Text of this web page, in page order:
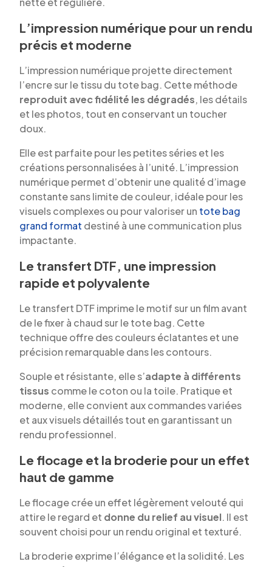
L’impression numérique pour un rendu
précis et moderne
L’impression numérique projette directement
l’encre sur le tissu du tote bag. Cette méthode
reproduit avec fidélité les dégradés, les détails
et les photos, tout en conservant un toucher
doux.
Elle est parfaite pour les petites séries et les
créations personnalisées à l’unité. L’impression
numérique permet d’obtenir une qualité d’image
constante sans limite de couleur, idéale pour les
visuels complexes ou pour valoriser un tote bag
grand format destiné à une communication plus
impactante.
Le transfert DTF, une impression
rapide et polyvalente
Le transfert DTF imprime le motif sur un film avant
de le fixer à chaud sur le tote bag. Cette
technique offre des couleurs éclatantes et une
précision remarquable dans les contours.
Souple et résistante, elle s’adapte à différents
tissus comme le coton ou la toile. Pratique et
moderne, elle convient aux commandes variées
et aux visuels détaillés tout en garantissant un
rendu professionnel.
Le flocage et la broderie pour un effet
haut de gamme
Le flocage crée un effet légèrement velouté qui
attire le regard et donne du relief au visuel. Il est
souvent choisi pour un rendu original et texturé.
La broderie exprime l’élégance et la solidité. Les